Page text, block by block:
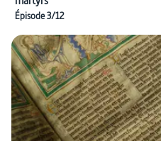
Épisode 3/12